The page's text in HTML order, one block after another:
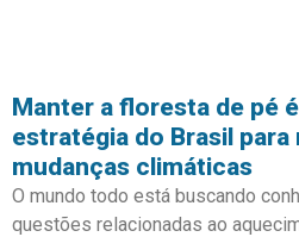
Manter a floresta de pé
estratégia do Brasil para
mudanças climáticas
O mundo todo está buscando
questões relacionadas ao